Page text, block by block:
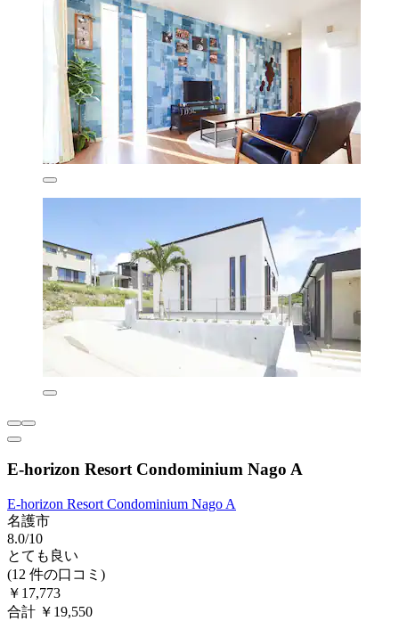
E-horizon Resort Condominium Nago A
E-horizon Resort Condominium Nago A
名護市
8.0/10
とても良い
(12 件の口コミ)
￥17,773
合計 ￥19,550